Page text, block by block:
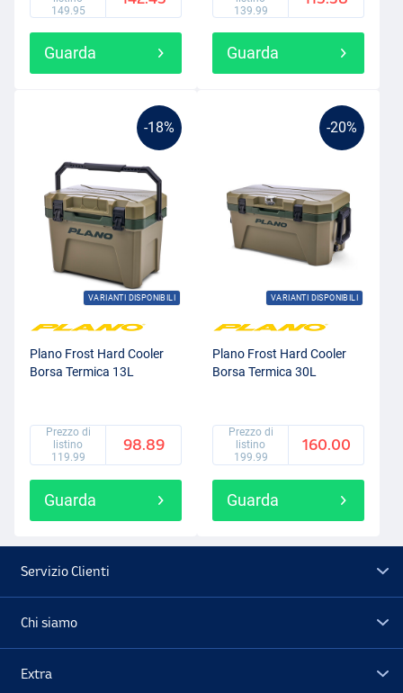
149.95
Guarda
139.99
Guarda
-18%
VARIANTI DISPONIBILI
Plano Frost Hard Cooler
Borsa Termica 13L
Prezzo di
listino
119.99
98.89
Guarda
-20%
VARIANTI DISPONIBILI
Plano Frost Hard Cooler
Borsa Termica 30L
Prezzo di
listino
199.99
160.00
Guarda
Servizio Clienti
Chi siamo
Extra